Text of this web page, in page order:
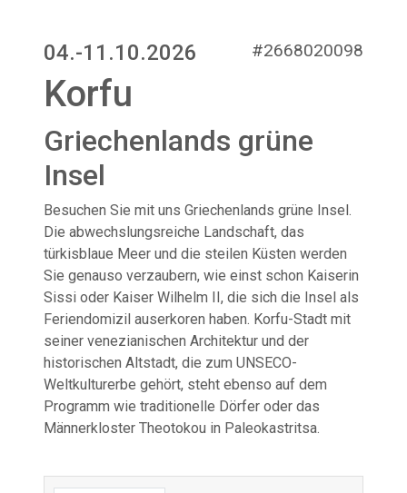
04.-11.10.2026 #2668020098
Korfu
Griechenlands grüne
Insel
Besuchen Sie mit uns Griechenlands grüne Insel.
Die abwechslungsreiche Landschaft, das
türkisblaue Meer und die steilen Küsten werden
Sie genauso verzaubern, wie einst schon Kaiserin
Sissi oder Kaiser Wilhelm II, die sich die Insel als
Feriendomizil auserkoren haben. Korfu-Stadt mit
seiner venezianischen Architektur und der
historischen Altstadt, die zum UNSECO-
Weltkulturerbe gehört, steht ebenso auf dem
Programm wie traditionelle Dörfer oder das
Männerkloster Theotokou in Paleokastritsa.